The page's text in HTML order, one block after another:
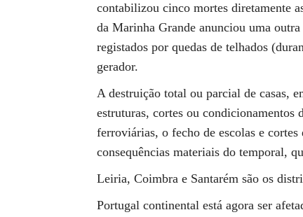
contabilizou cinco mortes diretamente
da Marinha Grande anunciou uma
registados por quedas de telhados
gerador.
A destruição total ou parcial de casas,
estruturas, cortes ou condicionamentos
ferroviárias, o fecho de escolas e
consequências materiais do temporal,
Leiria, Coimbra e Santarém são os
Portugal continental está agora ser